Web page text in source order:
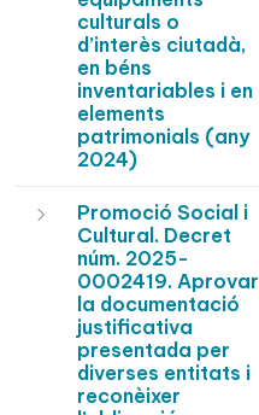
culturals o
d’interès ciutadà,
en béns
inventariables i en
elements
patrimonials (any
2024)
Promoció Social i
Cultural. Decret
núm. 2025-
0002419. Aprovar
la documentació
justificativa
presentada per
diverses entitats i
reconèixer